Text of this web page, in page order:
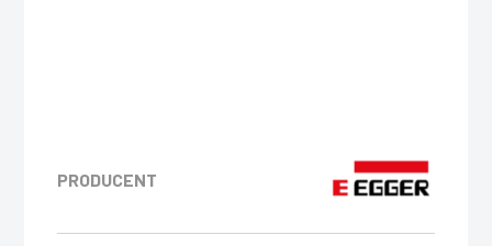
PRODUCENT